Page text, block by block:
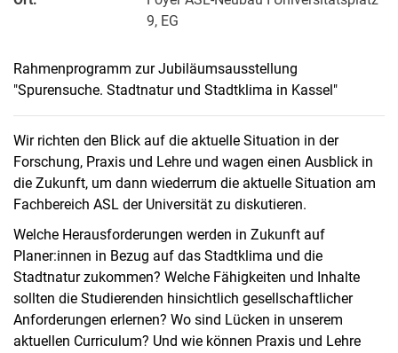
Presse- und Öffentlichkeitsarbeit
Webseite R:ein
9, EG
Rahmenprogramm zur Jubiläumsausstellung
"Spurensuche. Stadtnatur und Stadtklima in Kassel"
Wir richten den Blick auf die aktuelle Situation in der
Forschung, Praxis und Lehre und wagen einen Ausblick in
die Zukunft, um dann wiederrum die aktuelle Situation am
Fachbereich ASL der Universität zu diskutieren.
Welche Herausforderungen werden in Zukunft auf
Planer:innen in Bezug auf das Stadtklima und die
Stadtnatur zukommen? Welche Fähigkeiten und Inhalte
sollten die Studierenden hinsichtlich gesellschaftlicher
Anforderungen erlernen? Wo sind Lücken in unserem
aktuellen Curriculum? Und wie können Praxis und Lehre